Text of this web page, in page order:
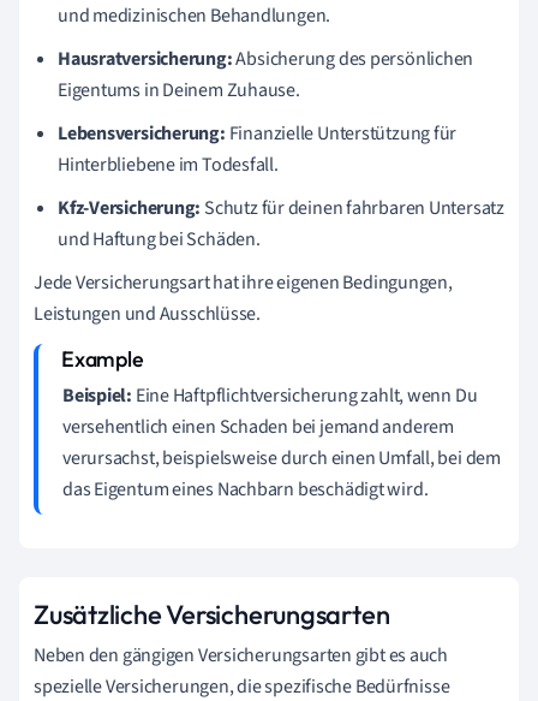
und medizinischen Behandlungen.
Hausratversicherung:Absicherung des persönlichen
Eigentums in Deinem Zuhause.
Lebensversicherung: Finanzielle Unterstützung für
Hinterbliebene im Todesfall.
Kfz-Versicherung: Schutz für deinen fahrbaren Untersatz
und Haftung bei Schäden.
Jede Versicherungsart hat ihre eigenen Bedingungen,
Leistungen und Ausschlüsse.
Beispiel: Eine Haftpflichtversicherung zahlt, wenn Du
versehentlich einen Schaden bei jemand anderem
verursachst, beispielsweise durch einen Umfall, bei dem
das Eigentum eines Nachbarn beschädigt wird.
Zusätzliche Versicherungsarten
Neben den gängigen Versicherungsarten gibt es auch
spezielle Versicherungen, die spezifische Bedürfnisse